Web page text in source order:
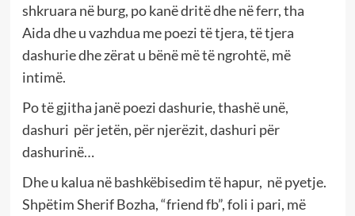
shkruara në burg, po kanë dritë dhe në ferr, tha
Aida dhe u vazhdua me poezi të tjera, të tjera
dashurie dhe zërat u bënë më të ngrohtë, më
intimë.
Po të gjitha janë poezi dashurie, thashë unë,
dashuri për jetën, për njerëzit, dashuri për
dashurinë…
Dhe u kalua në bashkëbisedim të hapur, në pyetje.
Shpëtim Sherif Bozha, “friend fb”, foli i pari, më